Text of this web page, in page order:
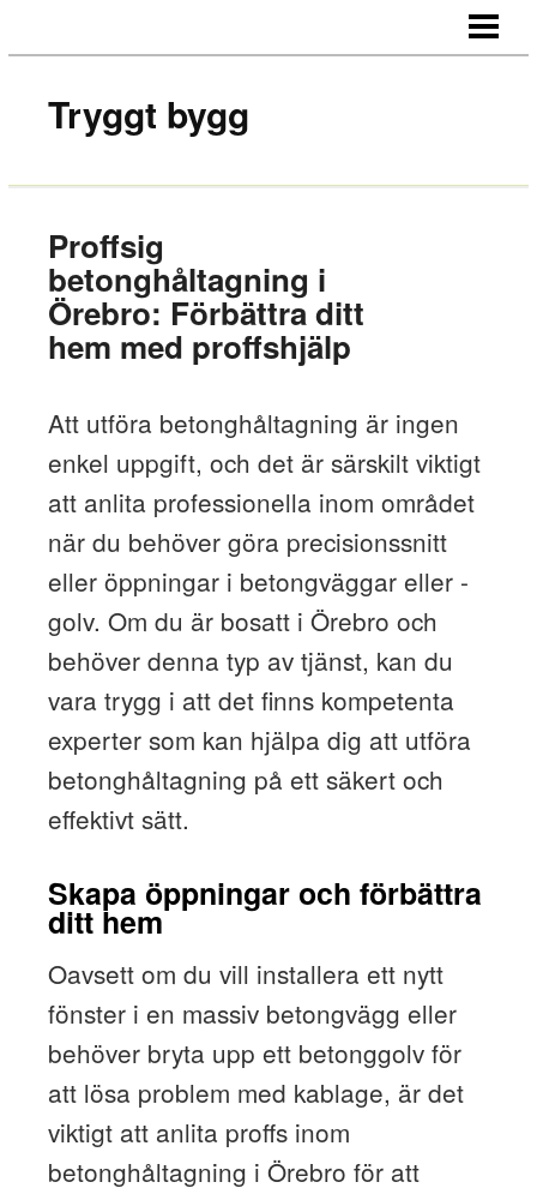
KONTAKT
Tryggt bygg
Proffsig
betonghåltagning i
Örebro: Förbättra ditt
hem med proffshjälp
Att utföra betonghåltagning är ingen
enkel uppgift, och det är särskilt viktigt
att anlita professionella inom området
när du behöver göra precisionssnitt
eller öppningar i betongväggar eller -
golv. Om du är bosatt i Örebro och
behöver denna typ av tjänst, kan du
vara trygg i att det finns kompetenta
experter som kan hjälpa dig att utföra
betonghåltagning på ett säkert och
effektivt sätt.
Skapa öppningar och förbättra
ditt hem
Oavsett om du vill installera ett nytt
fönster i en massiv betongvägg eller
behöver bryta upp ett betonggolv för
att lösa problem med kablage, är det
viktigt att anlita proffs inom
betonghåltagning i Örebro för att